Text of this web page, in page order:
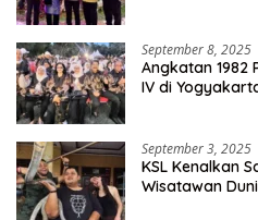
September 8, 2025
Angkatan 1982
IV di
September 3, 2025
KSL Kenalkan
Wisatawan